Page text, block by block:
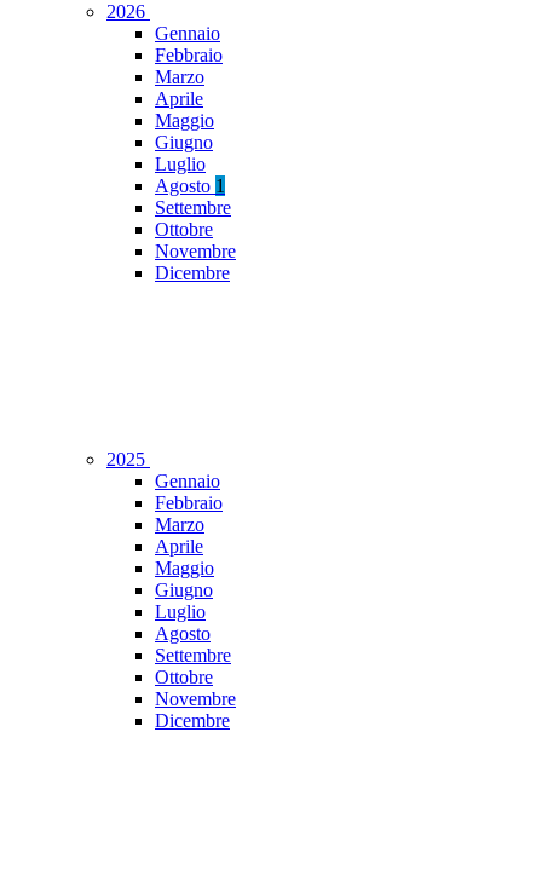
2026
Gennaio
Febbraio
Marzo
Aprile
Maggio
Giugno
Luglio
Agosto 1
Settembre
Ottobre
Novembre
Dicembre
2025
Gennaio
Febbraio
Marzo
Aprile
Maggio
Giugno
Luglio
Agosto
Settembre
Ottobre
Novembre
Dicembre